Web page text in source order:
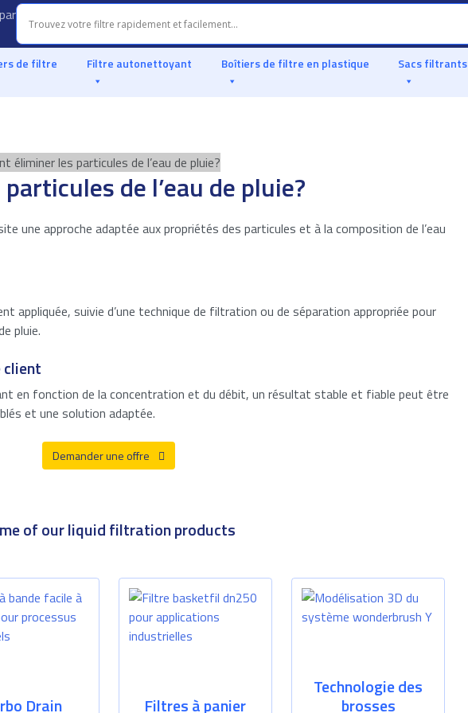
de filtre Filtre autonettoyant Boîtiers de filtre en plastique Sacs filtrants
éliminer les particules de l’eau de pluie?
de l’eau de pluie?
une approche adaptée aux propriétés des particules et à la composition de l’eau
appliquée, suivie d’une technique de filtration ou de séparation appropriée pour
pluie.
client
en fonction de la concentration et du débit, un résultat stable et fiable peut être
et une solution adaptée.
Demander une offre
of our liquid filtration products
Drain Filtres à panier
Technologie des
brosses